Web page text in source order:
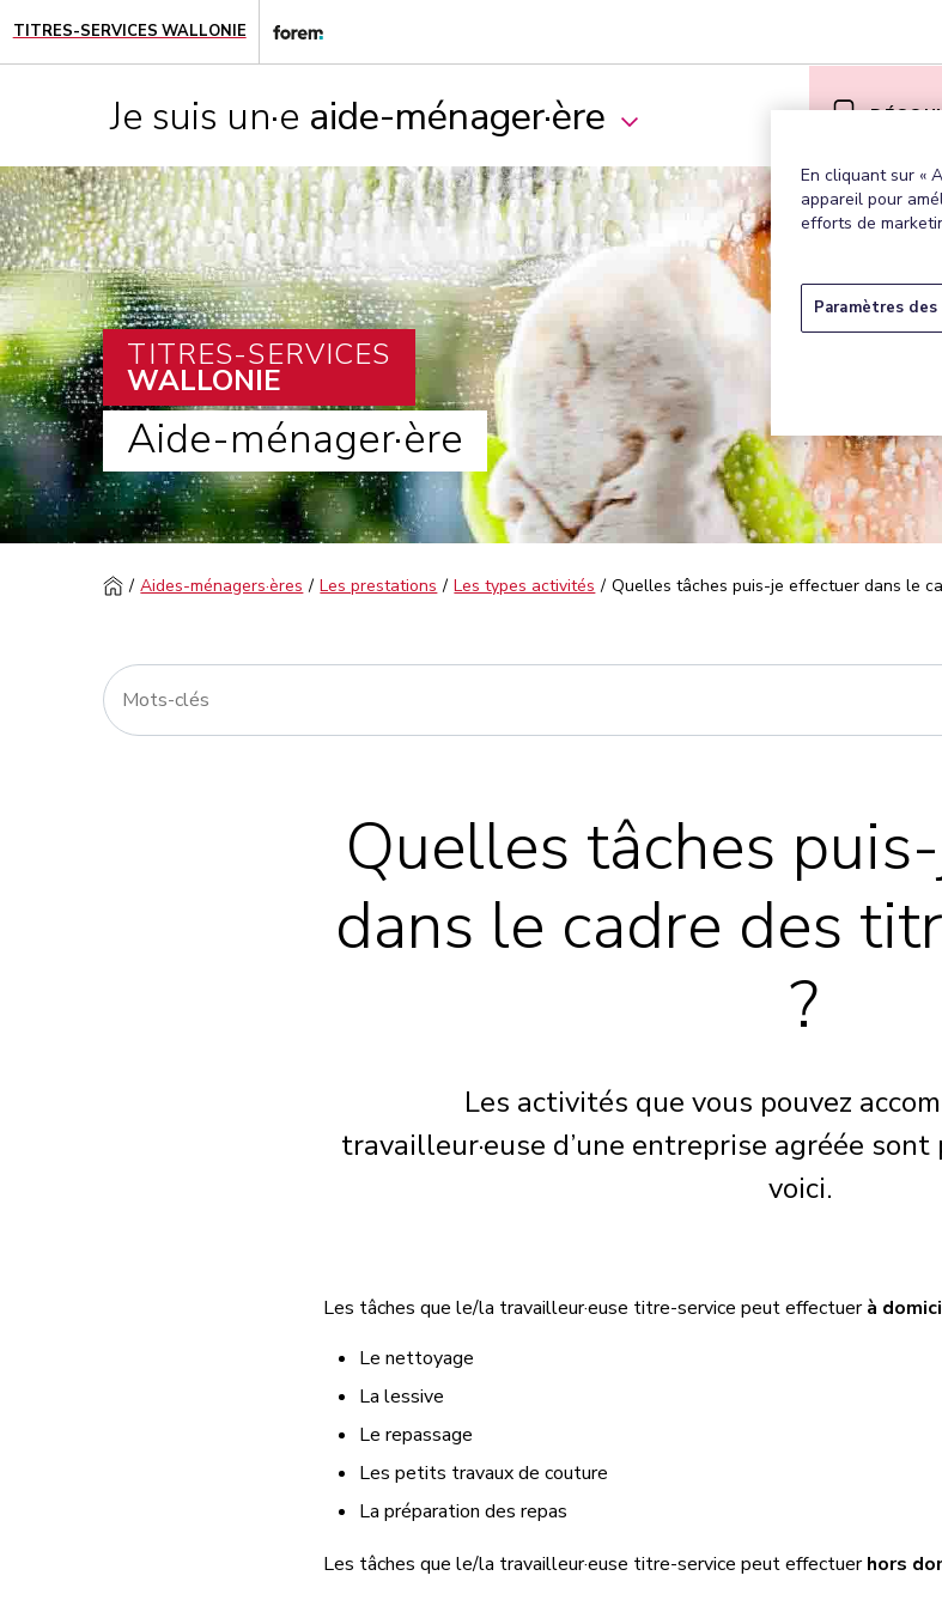
TITRES-SERVICES WALLONIE
Je suis un·e aide-ménager·ère
TITRES-SERVICES
WALLONIE
Aide-ménager·ère
Aides-ménagers·ères Les prestations Les types activités Quelles tâches puis-je effectuer dans le
Quelles tâches
dans le cadre des
?
Les activités que vous pouvez
travailleur·euse d’une entreprise agréée
voici.
Les tâches que le/la travailleur·euse titre-service peut effectuerà
Le nettoyage
La lessive
Le repassage
Les petits travaux de couture
La préparation des repas
Les tâches que le/la travailleur·euse titre-service peut effectuerhors
En cliquant sur «
appareil pour
efforts de
Paramètres des